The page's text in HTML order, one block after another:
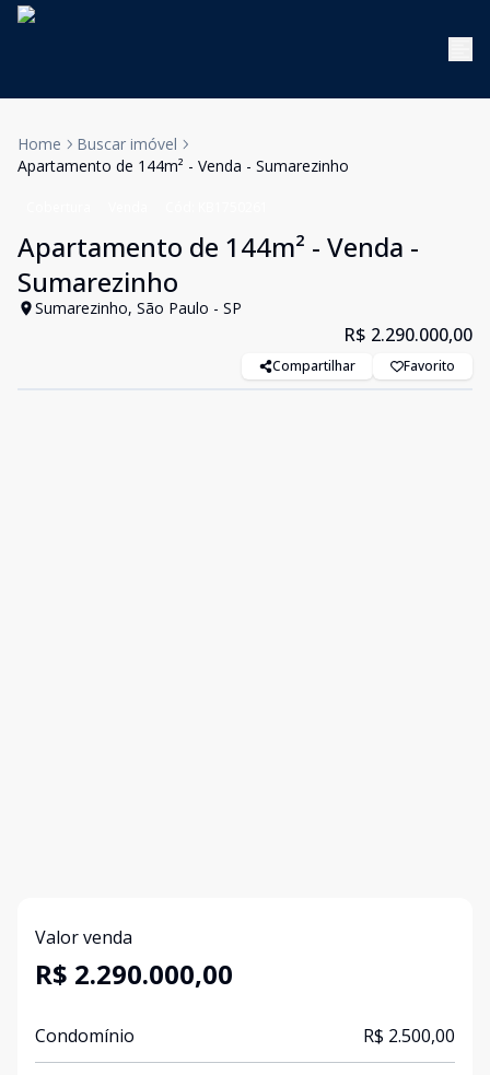
Home
Buscar imóvel
Apartamento de 144m² - Venda - Sumarezinho
Apartamento de 144m² - Venda -
Sumarezinho
Sumarezinho, São Paulo - SP
R$ 2.290.000,00
Compartilhar Favorito
Valor venda
R$ 2.290.000,00
Condomínio R$ 2.500,00